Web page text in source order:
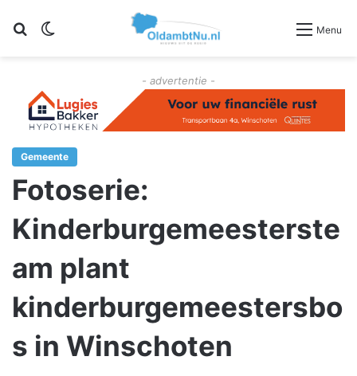
Zoeken Menu
- advertentie -
Gemeente
Fotoserie:
Kinderburgemeesterste
am plant
kinderburgemeestersbo
s in Winschoten